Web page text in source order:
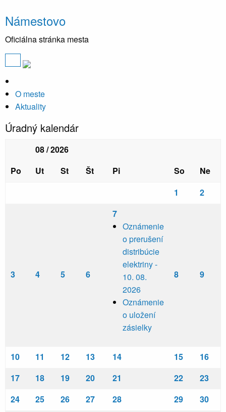
Námestovo
Oficiálna stránka mesta
O meste
Aktuality
Úradný kalendár
08 / 2026
Po
Ut St Št Pi So
Ne
1
2
3 4 5 6
7
Oznámenie
o prerušení
distribúcie
elektriny -
10. 08.
2026
Oznámenie
o uložení
zásielky
8 9
10 11 12 13 14 15
16
17
18 19 20 21 22
23
24
25 26 27 28 29
30